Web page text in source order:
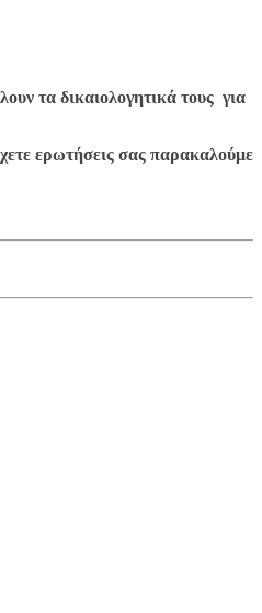
τα δικαιολογητικά τους για
ερωτήσεις σας παρακαλούμε